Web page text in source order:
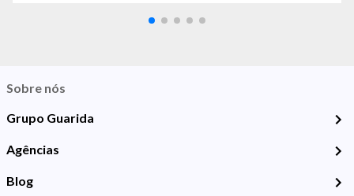
Sobre nós
Grupo Guarida
Agências
Blog